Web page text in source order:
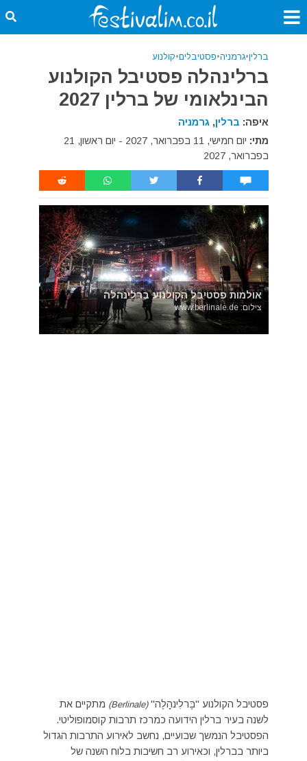
ברלין•גרמניה•פסטיבלים•קולנוע
ברלינהלה פסטיבל הקולנוע
הבינלאומי של ברלין 2027
איפה: ברלין, גרמניה
מתי:
יום חמישי, 11 בפברואר, 2027 - יום ראשון, 21
בפברואר, 2027
אולמות פסטיבל הקולנוע ברלינהלה
צילום: www.berlinale.de
פסטיבל הקולנוע "בֶּרלִינהָלֶה"(Berlinale)
מתקיים את
לשנה בעיר ברלין הידועה כמרכז תרבות קוסמופוליטי.
הפסטיבל הנמשך שבועיים, נחשב לאירוע התרבות הגדול
ביותר בברלין, וכאירוע רב חשיבות בלוח השנה של